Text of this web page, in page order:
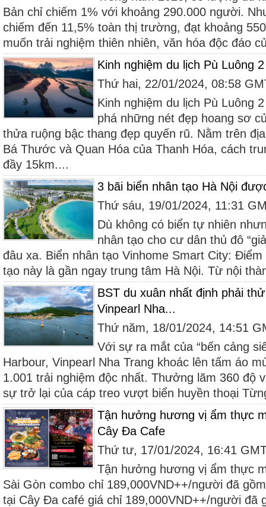
Bản chỉ chiếm 1% với khoảng 290.000 người.
chiếm đến 11,5% toàn thị trường, đạt khoảng
muốn trải nghiệm thiên nhiên, văn hóa độc đáo
Kinh nghiệm du lịch Pù Luông
Thứ hai, 22/01/2024, 08:58
Kinh nghiệm du lịch Pù Luông
phá những nét đẹp hoang sơ
thửa ruộng bậc thang đẹp quyến rũ. Nằm trên
Bá Thước và Quan Hóa của Thanh Hóa, cách
đầy 15km....
3 bãi biển nhân tạo Hà Nội
Thứ sáu, 19/01/2024, 11:31
Dù không có biển tự nhiên
nhân tạo cho cư dân thủ đô
đâu xa. Biển nhân tạo Vinhome Smart City:
tạo này là gần ngay trung tâm Hà Nội. Từ nội
BST du xuân nhất định phải
Vinpearl Nha...
Thứ năm, 18/01/2024, 14:51
Với sự ra mắt của “bến cảng
Harbour, Vinpearl Nha Trang khoác lên tấm áo
1.001 trải nghiệm độc nhất. Thưởng lãm 360 độ
sự trở lại của cáp treo vượt biển huyền thoại
Tận hưởng hương vị ẩm thực
Cây Đa Cafe
Thứ tư, 17/01/2024, 16:41
Tận hưởng hương vị ẩm thực
Sài Gòn combo chỉ 189,000VND++/người đã
tại Cây Đa café giá chỉ 189,000VND++/người đã